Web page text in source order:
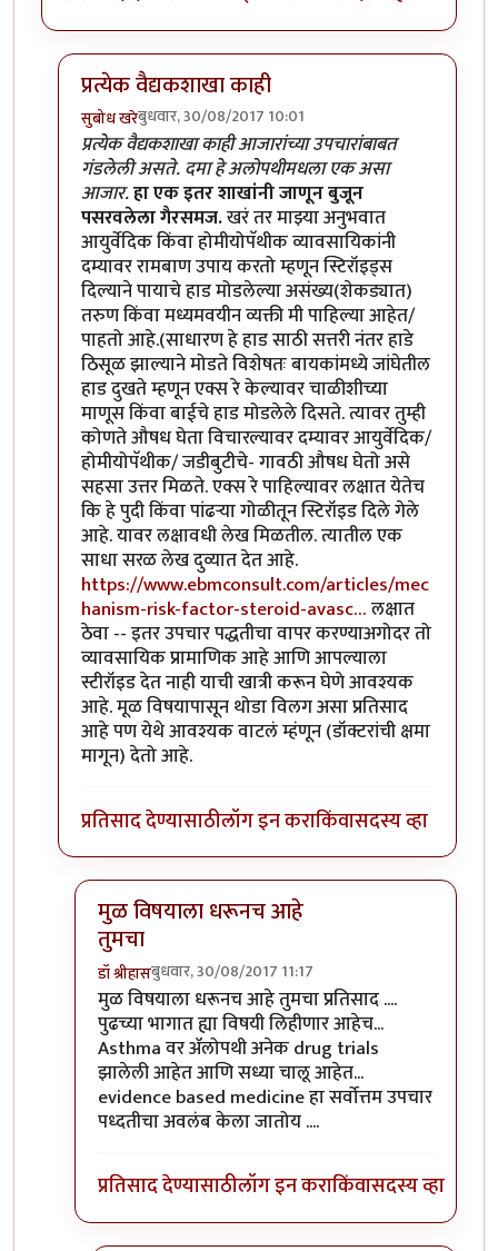
प्रत्येक वैद्यकशाखा काही
सुबोध खरेबुधवार, 30/08/2017 10:01
In reply toतुम्ही तुमच्याbyकंजूस
प्रत्येक वैद्यकशाखा काही आजारांच्या उपचारांबाबत
गंडलेली असते. दमा हे अलोपथीमधला एक असा
आजार.हा एक इतर शाखांनी जाणून बुजून
पसरवलेला गैरसमज.खरं तर माझ्या अनुभवात
आयुर्वेदिक किंवा होमीयोपॅथीक व्यावसायिकांनी
दम्यावर रामबाण उपाय करतो म्हणून स्टिरॉइड्स
दिल्याने पायाचे हाड मोडलेल्या असंख्य(शेकड्यात)
तरुण किंवा मध्यमवयीन व्यक्ती मी पाहिल्या आहेत/
पाहतो आहे.(साधारण हे हाड साठी सत्तरी नंतर हाडे
ठिसूळ झाल्याने मोडते विशेषतः बायकांमध्ये जांघेतील
हाड दुखते म्हणून एक्स रे केल्यावर चाळीशीच्या
माणूस किंवा बाईचे हाड मोडलेले दिसते. त्यावर तुम्ही
कोणते औषध घेता विचारल्यावर दम्यावर आयुर्वेदिक/
होमीयोपॅथीक/ जडीबुटीचे- गावठी औषध घेतो असे
सहसा उत्तर मिळते. एक्स रे पाहिल्यावर लक्षात येतेच
कि हे पुदी किंवा पांढऱ्या गोळीतून स्टिरॉइड दिले गेले
आहे. यावर लक्षावधी लेख मिळतील. त्यातील एक
साधा सरळ लेख दुव्यात देत आहे.
https://www.ebmconsult.com/articles/mec
hanism-risk-factor-steroid-avasc…लक्षात
ठेवा -- इतर उपचार पद्धतीचा वापर करण्याअगोदर तो
व्यावसायिक प्रामाणिक आहे आणि आपल्याला
स्टीरॉइड देत नाही याची खात्री करून घेणे आवश्यक
आहे. मूळ विषयापासून थोडा विलग असा प्रतिसाद
आहे पण येथे आवश्यक वाटलं म्हंणून (डॉक्टरांची क्षमा
मागून) देतो आहे.
प्रतिसाद देण्यासाठीलॉग इन कराकिंवासदस्य व्हा
मुळ विषयाला धरूनच आहे
तुमचा
डॉ श्रीहासबुधवार, 30/08/2017 11:17
In reply toप्रत्येक वैद्यकशाखा काहीbyसुबोध खरे
मुळ विषयाला धरूनच आहे तुमचा प्रतिसाद ....
पुढच्या भागात ह्या विषयी लिहीणार आहेच...
Asthma वर ॲलोपथी अनेक drug trials
झालेली आहेत आणि सध्या चालू आहेत...
evidence based medicine हा सर्वोत्तम उपचार
पध्दतीचा अवलंब केला जातोय ....
प्रतिसाद देण्यासाठीलॉग इन कराकिंवासदस्य व्हा